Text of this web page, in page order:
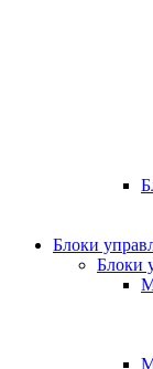
Блоки
Блоки